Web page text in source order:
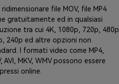
ridimensionare file MOV, file MP4
gratuitamente ed in qualsiasi
tra cui 4K, 1080p, 720p, 480p,
240p ed altre opzioni non
I formati video come MP4,
AVI, MKV, WMV possono essere
online.